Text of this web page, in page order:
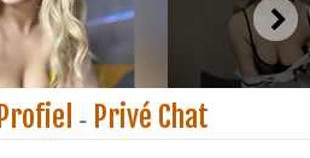
Profiel - Privé Chat